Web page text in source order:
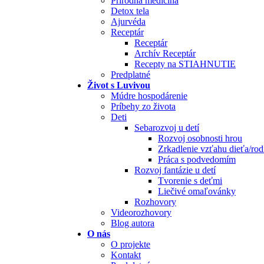
Detox tela
Ajurvéda
Receptár
Receptár
Archív Receptár
Recepty na STIAHNUTIE
Predplatné
Život s Luvivou
Múdre hospodárenie
Príbehy zo života
Deti
Sebarozvoj u detí
Rozvoj osobnosti hrou
Zrkadlenie vzťahu dieťa/
Práca s podvedomím
Rozvoj fantázie u detí
Tvorenie s deťmi
Liečivé omaľovánky
Rozhovory
Videorozhovory
Blog autora
O nás
O projekte
Kontakt